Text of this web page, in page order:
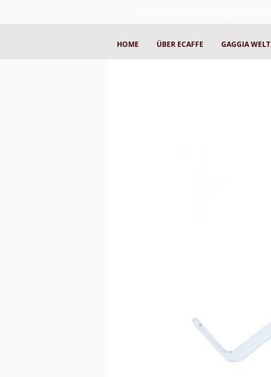
HOME ÜBER ECAFFE GAGGIA WELT